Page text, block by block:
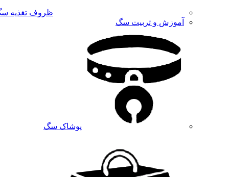
ظروف تغذیه
آموزش و تربیت سگ
پوشاک سگ